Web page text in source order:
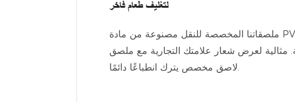
لتغليف طعام فاخر
ملصقاتنا المخصصة للنقل مصنوعة من مادة PVC عالية الجودة، وتتميز بطباعة ملونة بتقنية النقش والطباعة
مثالية لعرض شعار علامتك التجارية مع ملصق